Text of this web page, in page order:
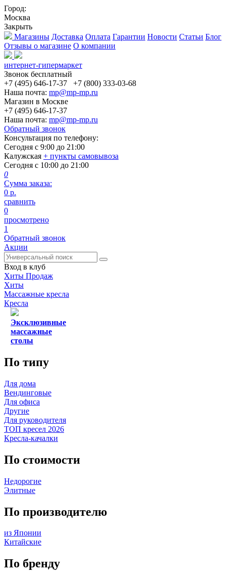
Город:
Москва
Закрыть
Магазины Доставка Оплата Гарантии Новости Статьи Блог
Отзывы о магазине О компании
интернет-гипермаркет
Звонок бесплатный
+7 (495) 646-17-37
+7 (800) 333-03-68
Наша почта: mp@mp-mp.ru
Магазин в Москве
+7 (495) 646-17-37
Наша почта: mp@mp-mp.ru
Обратный звонок
Консультация по телефону:
Сегодня с 9:00 до 21:00
Калужская + пункты самовывоза
Сегодня с 10:00 до 21:00
0
Сумма заказа:
0 р.
сравнить
0
просмотрено
1
Обратный звонок
Акции
Вход в клуб
Хиты Продаж
Хиты
Массажные кресла
Кресла
Эксклюзивные
массажные
столы
По типу
Для дома
Вендинговые
Для офиса
Другие
Для руководителя
ТОП кресел 2026
Кресла-качалки
По стоимости
Недорогие
Элитные
По производителю
из Японии
Китайские
По бренду